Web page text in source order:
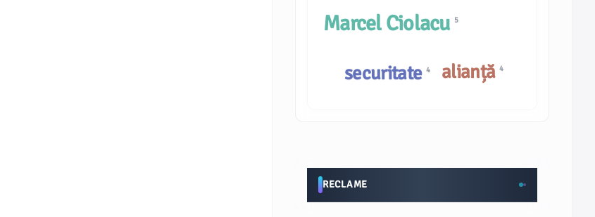
Marcel Ciolacu 5
alianță 4
securitate 4
RECLAME